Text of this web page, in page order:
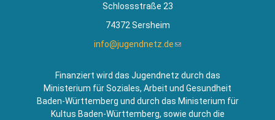
Schlossstraße 23
74372 Sersheim
info@jugendnetz.de(Link
Mail)
Finanziert wird das Jugendnetz durch das
Ministerium für Soziales, Arbeit und Gesundheit
Baden-Württemberg und durch das Ministerium für
Kultus Baden-Württemberg, sowie durch die